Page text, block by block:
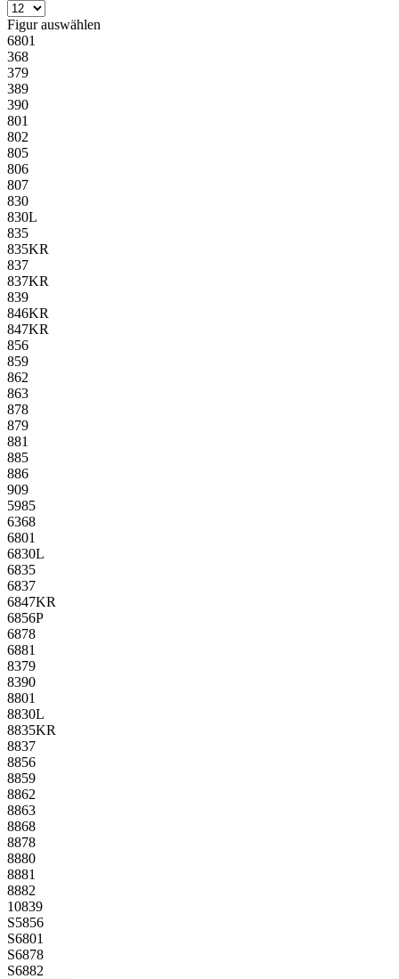
Figurauswählen
6801
368
379
389
390
801
802
805
806
807
830
830L
835
835KR
837
837KR
839
846KR
847KR
856
859
862
863
878
879
881
885
886
909
5985
6368
6801
6830L
6835
6837
6847KR
6856P
6878
6881
8379
8390
8801
8830L
8835KR
8837
8856
8859
8862
8863
8868
8878
8880
8881
8882
10839
S5856
S6801
S6878
S6882